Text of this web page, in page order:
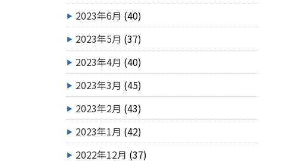
2023年6月 (40)
2023年5月 (37)
2023年4月 (40)
2023年3月 (45)
2023年2月 (43)
2023年1月 (42)
2022年12月 (37)